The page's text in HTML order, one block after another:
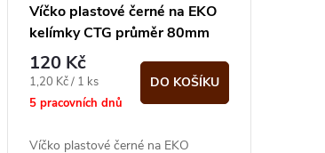
Víčko plastové černé na EKO
kelímky CTG průměr 80mm
100ks
120 Kč
Měrná
cena:
1,20 Kč / 1 ks
5 pracovních dnů
DO KOŠÍKU
Víčko plastové černé na EKO